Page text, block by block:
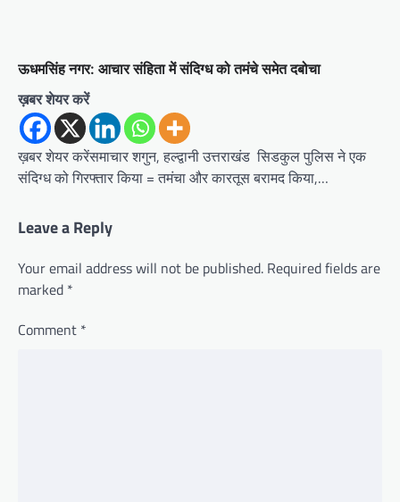
ऊधमसिंह नगर: आचार संहिता में संदिग्ध को तमंचे समेत दबोचा
ख़बर शेयर करें
ख़बर शेयर करेंसमाचार शगुन, हल्द्वानी उत्तराखंड सिडकुल पुलिस ने एक
संदिग्ध को गिरफ्तार किया = तमंचा और कारतूस बरामद किया,…
Leave a Reply
Your email address will not be published. Required fields are
marked *
Comment *